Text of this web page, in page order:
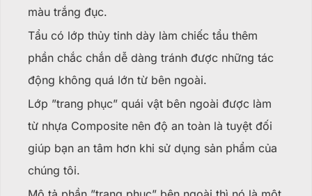
màu trắng đục.
Tẩu có lớp thủy tinh dày làm chiếc tẩu thêm
phần chắc chắn dễ dàng tránh được những tác
động không quá lớn từ bên ngoài.
Lớp ”trang phục” quái vật bên ngoài được làm
từ nhựa Composite nên độ an toàn là tuyệt đối
giúp bạn an tâm hơn khi sử dụng sản phẩm của
chúng tôi.